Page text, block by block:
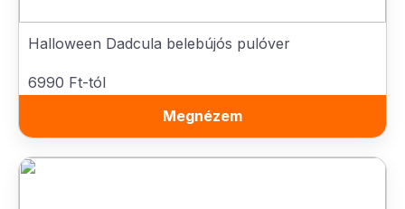
Halloween Dadcula belebújós pulóver
6990 Ft-tól
Megnézem